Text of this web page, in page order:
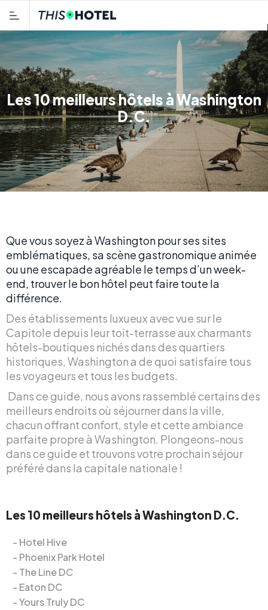
Les 10 meilleurs hôtels à Washington
D.C.
Que vous soyez à Washington pour ses sites
emblématiques, sa scène gastronomique animée
ou une escapade agréable le temps d’un week-
end, trouver le bon hôtel peut faire toute la
différence.
Des établissements luxueux avec vue sur le
Capitole depuis leur toit-terrasse aux charmants
hôtels-boutiques nichés dans des quartiers
historiques, Washington a de quoi satisfaire tous
les voyageurs et tous les budgets.
Dans ce guide, nous avons rassemblé certains des
meilleurs endroits où séjourner dans la ville,
chacun offrant confort, style et cette ambiance
parfaite propre à Washington. Plongeons-nous
dans ce guide et trouvons votre prochain séjour
préféré dans la capitale nationale !
Les 10 meilleurs hôtels à Washington D.C.
Hotel Hive
Phoenix Park Hotel
The Line DC
Eaton DC
Yours Truly DC